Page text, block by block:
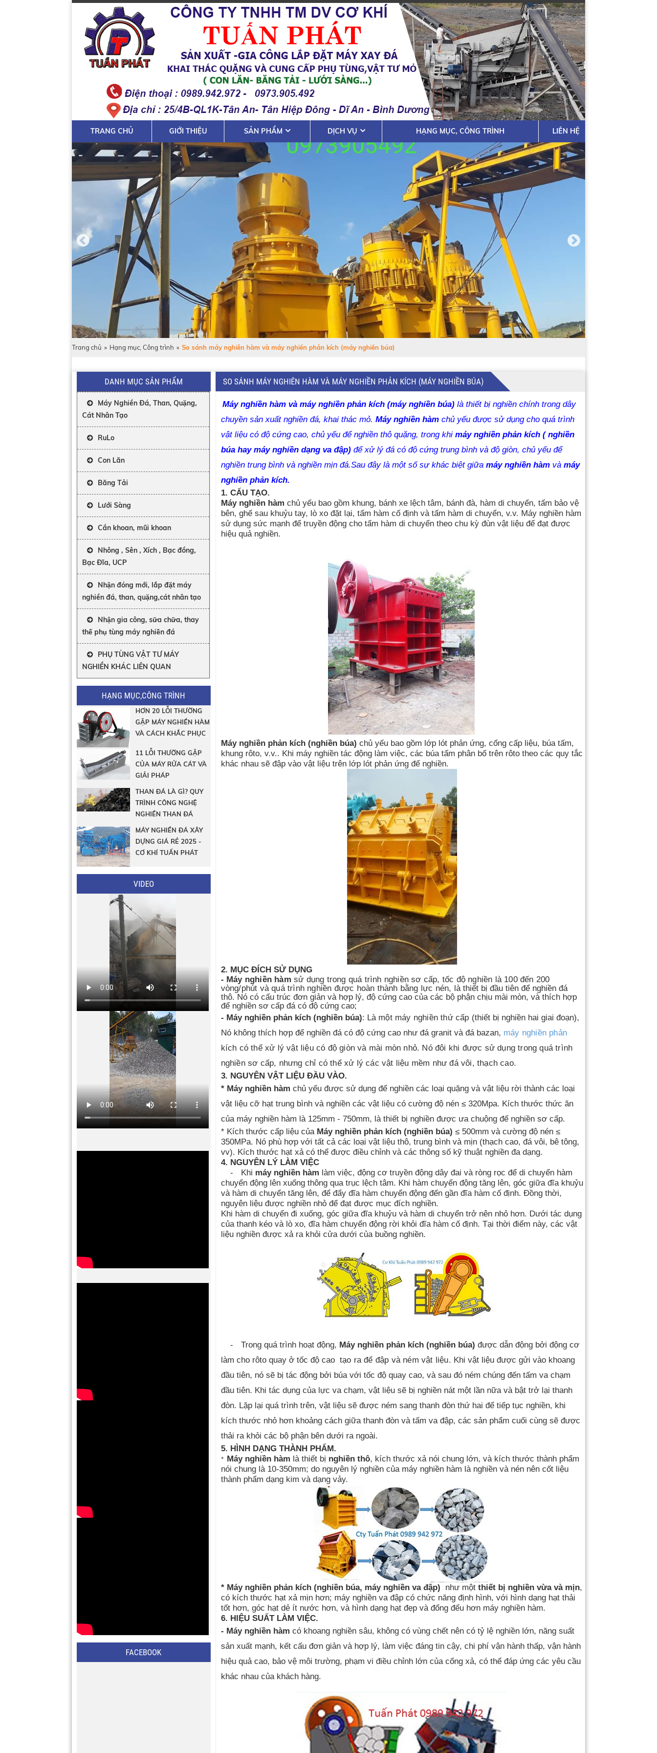
TRANG CHỦ GIỚI THIỆU SẢN PHẨM DỊCH VỤ HẠNG MỤC, CÔNG TRÌNH LIÊN HỆ
Trang chủ » Hạng mục, Công trình » So sánh máy nghiên hàm và máy nghiền phản kích (máy nghiền búa)
DANH MỤC SẢN PHẨM
Máy Nghiền Đá, Than, Quặng,
Cát Nhân Tạo
RuLo
Con Lăn
Băng Tải
Lưới Sàng
Cần khoan, mũi khoan
Nhông , Sên , Xích , Bạc đồng,
Bạc Đĩa, UCP
Nhận đóng mới, lắp đặt máy
nghiền đá, than, quặng,cát nhân tạo
Nhận gia công, sữa chữa, thay
thế phụ tùng máy nghiền đá
PHỤ TÙNG VẬT TƯ MÁY
NGHIỀN KHÁC LIÊN QUAN
HẠNG MỤC,CÔNG TRÌNH
HƠN 20 LỖI THƯỜNG
GẶP MÁY NGHIỀN HÀM
VÀ CÁCH KHẮC PHỤC
11 LỖI THƯỜNG GẶP
CỦA MÁY RỬA CÁT VÀ
GIẢI PHÁP
THAN ĐÁ LÀ GÌ? QUY
TRÌNH CÔNG NGHỆ
NGHIỀN THAN ĐÁ
MÁY NGHIỀN ĐÁ XÂY
DỰNG GIÁ RẺ 2025 -
CƠ KHÍ TUẤN PHÁT
VIDEO
FACEBOOK
SO SÁNH MÁY NGHIÊN HÀM VÀ MÁY NGHIỀN PHẢN KÍCH (MÁY NGHIỀN BÚA)
Máy nghiền hàm và máy nghiền phản kích (máy nghiền búa) là thiết bị nghiền chính trong dây
chuyền sản xuất nghiền đá, khai thác mỏ. Máy nghiền hàmchủ yếu được sử dụng cho quá trình
vật liệu có độ cứng cao, chủ yếu để nghiền thô quặng, trong khi máy nghiền phản kích ( nghiền
búa hay máy nghiền dạng va đập)để xử lý đá có độ cứng trung bình và độ giòn, chủ yếu để
nghiền trung bình và nghiền mịn đá.Sau đây là một số sự khác biệt giữa máy nghiền hàmvà máy
nghiền phản kích.
1. CẤU TẠO.
Máy nghiền hàm chủ yếu bao gồm khung, bánh xe lệch tâm, bánh đà, hàm di chuyển, tấm bảo vệ
bên, ghế sau khuỷu tay, lò xo đặt lại, tấm hàm cố định và tấm hàm di chuyển, v.v. Máy nghiền hàm
sử dụng sức mạnh để truyền động cho tấm hàm di chuyển theo chu kỳ đùn vật liệu để đạt được
hiệu quả nghiền.
Máy nghiền phản kích (nghiền búa) chủ yếu bao gồm lớp lót phản ứng, cổng cấp liệu, búa tấm,
khung rôto, v.v.. Khi máy nghiền tác động làm việc, các búa tấm phân bố trên rôto theo các quy tắc
khác nhau sẽ đập vào vật liệu trên lớp lót phản ứng để nghiền.
2. MỤC ĐÍCH SỬ DỤNG
- Máy nghiền hàm sử dụng trong quá trình nghiền sơ cấp, tốc độ nghiền là 100 đến 200
vòng/phút và quá trình nghiền được hoàn thành bằng lực nén, là thiết bị đầu tiên để nghiền đá
thô. Nó có cấu trúc đơn giản và hợp lý, độ cứng cao của các bộ phận chịu mài mòn, và thích hợp
để nghiền sơ cấp đá có độ cứng cao;
- Máy nghiền phản kích (nghiền búa): Là một máy nghiền thứ cấp (thiết bị nghiền hai giai đoạn),
Nó không thích hợp để nghiền đá có độ cứng cao như đá granit và đá bazan, máy nghiền phản
kích có thể xử lý vật liệu có độ giòn và mài mòn nhỏ. Nó đôi khi được sử dụng trong quá trình
nghiền sơ cấp, nhưng chỉ có thể xử lý các vật liệu mềm như đá vôi, thạch cao.
3. NGUYÊN VẬT LIỆU ĐẦU VÀO.
* Máy nghiền hàm chủ yếu được sử dụng để nghiền các loại quặng và vật liệu rời thành các loại
vật liệu cỡ hạt trung bình và nghiền các vật liệu có cường độ nén ≤ 320Mpa. Kích thước thức ăn
của máy nghiền hàm là 125mm - 750mm, là thiết bị nghiền được ưa chuộng để nghiền sơ cấp.
* Kích thước cấp liệu của Máy nghiền phản kích (nghiền búa) ≤ 500mm và cường độ nén ≤
350MPa. Nó phù hợp với tất cả các loại vật liệu thô, trung bình và mịn (thạch cao, đá vôi, bê tông,
vv). Kích thước hạt xả có thể được điều chỉnh và các thông số kỹ thuật nghiền đa dạng.
4. NGUYÊN LÝ LÀM VIỆC
-
Khi máy nghiền hàm làm việc, động cơ truyền động dây đai và ròng rọc để di chuyển hàm
chuyển động lên xuống thông qua trục lệch tâm. Khi hàm chuyển động tăng lên, góc giữa đĩa khuỷu
và hàm di chuyển tăng lên, để đẩy đĩa hàm chuyển động đến gần đĩa hàm cố định. Đồng thời,
nguyên liệu được nghiền nhỏ để đạt được mục đích nghiền.
Khi hàm di chuyển đi xuống, góc giữa đĩa khuỷu và hàm di chuyển trở nên nhỏ hơn. Dưới tác dụng
của thanh kéo và lò xo, đĩa hàm chuyển động rời khỏi đĩa hàm cố định. Tại thời điểm này, các vật
liệu nghiền được xả ra khỏi cửa dưới của buồng nghiền.
- Trong quá trình hoạt động, Máy nghiền phản kích (nghiền búa) được dẫn động bởi động cơ
làm cho rôto quay ở tốc độ cao tạo ra để đập và ném vật liệu. Khi vật liệu được gửi vào khoang
đầu tiên, nó sẽ bị tác động bởi búa với tốc độ quay cao, và sau đó ném chúng đến tấm va chạm
đầu tiên. Khi tác dụng của lực va chạm, vật liệu sẽ bị nghiền nát một lần nữa và bật trở lại thanh
đòn. Lặp lại quá trình trên, vật liệu sẽ được ném sang thanh đòn thứ hai để tiếp tục nghiền, khi
kích thước nhỏ hơn khoảng cách giữa thanh đòn và tấm va đập, các sản phẩm cuối cùng sẽ được
thải ra khỏi các bộ phận bên dưới ra ngoài.
5. HÌNH DẠNG THÀNH PHẨM.
* Máy nghiền hàm là thiết bị nghiền thô, kích thước xả nói chung lớn, và kích thước thành phẩm
nói chung là 10-350mm; do nguyên lý nghiền của máy nghiền hàm là nghiền và nén nên cốt liệu
thành phẩm dạng kim và dạng vảy.
* Máy nghiền phản kích (nghiền búa, máy nghiền va đập) như một thiết bị nghiền vừa và mịn,
có kích thước hạt xả mịn hơn; máy nghiền va đập có chức năng định hình, với hình dạng hạt thải
tốt hơn, góc hạt dẻ ít nước hơn, và hình dạng hạt đẹp và đổng đểu hơn máy nghiền hàm.
6. HIỆU SUẤT LÀM VIỆC.
- Máy nghiền hàm có khoang nghiền sâu, không có vùng chết nên có tỷ lệ nghiền lớn, năng suất
sản xuất mạnh, kết cấu đơn giản và hợp lý, làm việc đáng tin cậy, chi phí vận hành thấp, vận hành
hiệu quả cao, bảo vệ môi trường, phạm vi điều chỉnh lớn của cổng xả, có thể đáp ứng các yêu cầu
khác nhau của khách hàng.